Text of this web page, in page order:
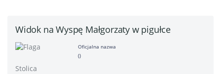
Widok na Wyspę Małgorzaty w pigułce
Oficjalna nazwa
()
Stolica